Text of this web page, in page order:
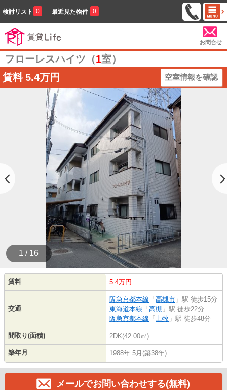
検討リスト 0 最近見た物件 0
お問合せ
フローレスハイツ（1室）
賃料 5.4万円 空室情報を確認
1 / 16
賃料 5.4万円
交通
阪急京都本線 「 高槻市 」駅 徒歩15分
東海道本線 「 高槻 」駅 徒歩22分
阪急京都本線 「 上牧 」駅 徒歩48分
間取り(面積) 2DK(42.00㎡)
築年月 1988年 5月(築38年)
メールでお問い合わせする(無料)